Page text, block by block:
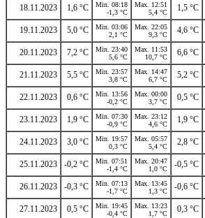
18.11.2023 1,6 °C
Min. 08:18
-1,3 °C
Max. 12:51
5,4 °C
1,5 °C
19.11.2023 5,0 °C
Min. 03:06
2,1 °C
Max. 22:05
9,3 °C
4,6 °C
20.11.2023 7,2 °C
Min. 23:40
5,6 °C
Max. 11:53
10,7 °C
6,6 °C
21.11.2023 5,5 °C
Min. 23:57
3,8 °C
Max. 14:47
6,7 °C
5,2 °C
22.11.2023 0,6 °C
Min. 13:56
-0,2 °C
Max. 00:00
3,7 °C
0,5 °C
23.11.2023 1,9 °C
Min. 07:30
-0,9 °C
Max. 23:12
4,6 °C
1,9 °C
24.11.2023 3,0 °C
Min. 19:57
0,3 °C
Max. 05:57
5,4 °C
2,8 °C
25.11.2023 -0,2 °C
Min. 07:51
-1,4 °C
Max. 20:47
1,0 °C
-0,5 °C
26.11.2023 -0,3 °C
Min. 07:13
-1,7 °C
Max. 13:45
1,3 °C
-0,6 °C
27.11.2023 0,5 °C
Min. 19:45
-0,4 °C
Max. 13:23
1,7 °C
0,3 °C